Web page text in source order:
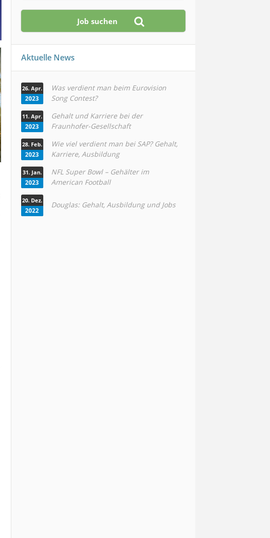
Aktuelle News
26. Apr.
2023
Was verdient man beim Eurovision
Song Contest?
11. Apr.
2023
Gehalt und Karriere bei der
Fraunhofer-Gesellschaft
28. Feb.
2023
Wie viel verdient man bei SAP? Gehalt,
Karriere, Ausbildung
31. Jan.
2023
NFL Super Bowl – Gehälter im
American Football
20. Dez.
2022
Douglas: Gehalt, Ausbildung und Jobs